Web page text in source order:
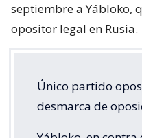
septiembre a Yábloko,
opositor legal en Rusia.
Único partido
desmarca de